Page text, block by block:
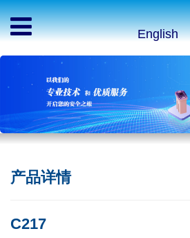
English
产品详情
C217